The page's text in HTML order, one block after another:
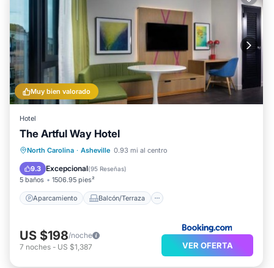
Muy bien valorado
Hotel
The Artful Way Hotel
North Carolina · Asheville 0.93 mi al centro
9.3 Excepcional(95 Reseñas)
5 baños 1506.95 pies²
Aparcamiento Balcón/Terraza
Aparcamiento
Balcón/Terraza
Cocina
Aire acondicionado
US $198/noche
7 noches - US $1,387 VER OFERTA